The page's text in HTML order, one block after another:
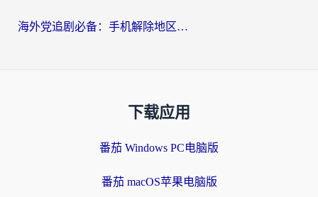
海外党追剧必备：手机解除地区限制app怎么选？解决央视视频&国内剧地区限制全指南
下载应用
番茄 Windows PC电脑版
番茄 macOS苹果电脑版